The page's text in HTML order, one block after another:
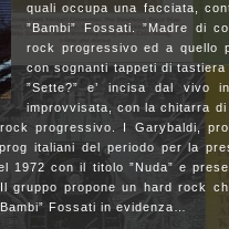
quali occupa una facciata,
”Bambi” Fossati. ”Madre di
rock progressivo ed a quello
con sognanti tappeti di
”Sette?” e’ incisa dal vivo
improvvisata, con la chitarra
progressivo. I Garybaldi,
italiani del periodo per la
1972 con il titolo ”Nuda” e
gruppo propone un hard rock
Fossati in evidenza…